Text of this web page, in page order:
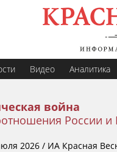
Видео Аналитика
война
России
2026 / ИА Красная